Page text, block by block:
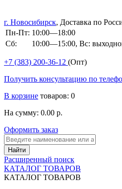
г. Новосибирск, Доставка по
Пн-Пт: 10:00—18:00
Сб:
10:00—15:00, Вс:
+7 (383) 200-36-12 (Опт)
Получить консультацию по
В корзине товаров: 0
На сумму: 0.00 р.
Оформить заказ
Расширенный поиск
КАТАЛОГ ТОВАРОВ
КАТАЛОГ ТОВАРОВ